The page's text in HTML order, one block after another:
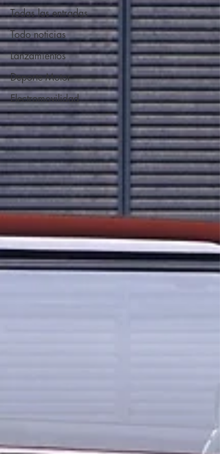
Todas las entradas
Todo noticias
Lanzamientos
Deporte Motor
Electromovilidad